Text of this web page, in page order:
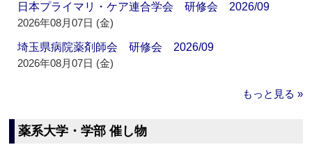
日本プライマリ・ケア連合学会 研修会 2026/09
2026年08月07日 (金)
埼玉県病院薬剤師会 研修会 2026/09
2026年08月07日 (金)
もっと見る »
薬系大学・学部 催し物